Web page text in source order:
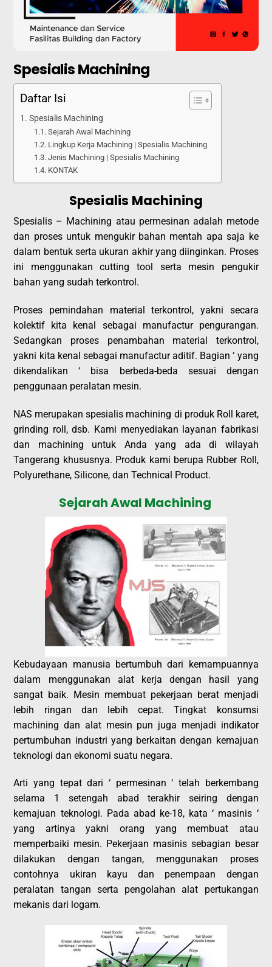
Spesialis Machining
Daftar Isi
Spesialis Machining
Sejarah Awal Machining
Lingkup Kerja Machining | Spesialis Machining
Jenis Machining | Spesialis Machining
KONTAK
Spesialis Machining
Spesialis – Machining atau permesinan adalah metode
dan proses untuk mengukir bahan mentah apa saja ke
dalam bentuk serta ukuran akhir yang diinginkan. Proses
ini menggunakan cutting tool serta mesin pengukir
bahan yang sudah terkontrol.
Proses pemindahan material terkontrol, yakni secara
kolektif kita kenal sebagai manufactur pengurangan.
Sedangkan proses penambahan material terkontrol,
yakni kita kenal sebagai manufactur aditif. Bagian ‘ yang
dikendalikan ‘ bisa berbeda-beda sesuai dengan
penggunaan peralatan mesin.
NAS merupakan spesialis machining di produk Roll karet,
grinding roll, dsb. Kami menyediakan layanan fabrikasi
dan machining untuk Anda yang ada di wilayah
Tangerang khususnya. Produk kami berupa Rubber Roll,
Polyurethane, Silicone, dan Technical Product.
Sejarah Awal Machining
Kebudayaan manusia bertumbuh dari kemampuannya
dalam menggunakan alat kerja dengan hasil yang
sangat baik. Mesin membuat pekerjaan berat menjadi
lebih ringan dan lebih cepat. Tingkat konsumsi
machining dan alat mesin pun juga menjadi indikator
pertumbuhan industri yang berkaitan dengan kemajuan
teknologi dan ekonomi suatu negara.
Arti yang tepat dari ‘ permesinan ‘ telah berkembang
selama 1 setengah abad terakhir seiring dengan
kemajuan teknologi. Pada abad ke-18, kata ‘ masinis ‘
yang artinya yakni orang yang membuat atau
memperbaiki mesin. Pekerjaan masinis sebagian besar
dilakukan dengan tangan, menggunakan proses
contohnya ukiran kayu dan penempaan dengan
peralatan tangan serta pengolahan alat pertukangan
mekanis dari logam.